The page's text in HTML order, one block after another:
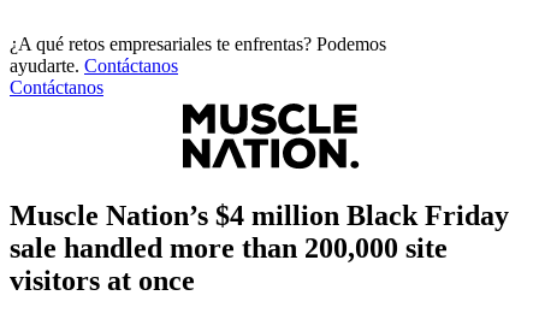
¿A qué retos empresariales te enfrentas? Podemos
ayudarte. Contáctanos
Contáctanos
Muscle Nation’s $4 million Black Friday
sale handled more than 200,000 site
visitors at once